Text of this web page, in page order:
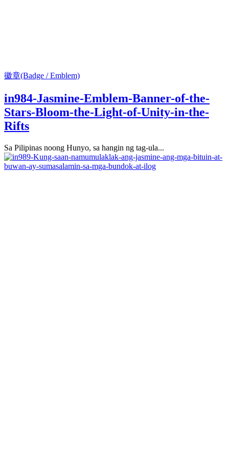
徽章(Badge / Emblem)
in984-Jasmine-Emblem-Banner-of-the-
Stars-Bloom-the-Light-of-Unity-in-the-
Rifts
Sa Pilipinas noong Hunyo, sa hangin ng tag-ula...